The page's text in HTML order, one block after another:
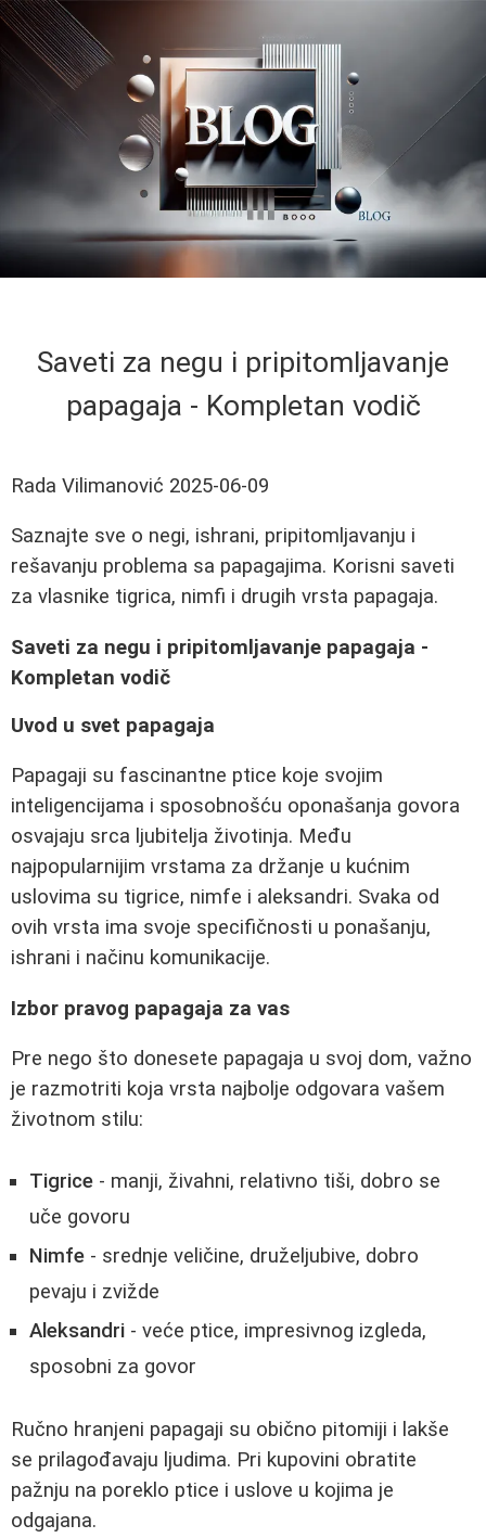
Saveti za negu i pripitomljavanje
papagaja - Kompletan vodič
Rada Vilimanović 2025-06-09
Saznajte sve o negi, ishrani, pripitomljavanju i
rešavanju problema sa papagajima. Korisni saveti
za vlasnike tigrica, nimfi i drugih vrsta papagaja.
Saveti za negu i pripitomljavanje papagaja -
Kompletan vodič
Uvod u svet papagaja
Papagaji su fascinantne ptice koje svojim
inteligencijama i sposobnošću oponašanja govora
osvajaju srca ljubitelja životinja. Među
najpopularnijim vrstama za držanje u kućnim
uslovima su tigrice, nimfe i aleksandri. Svaka od
ovih vrsta ima svoje specifičnosti u ponašanju,
ishrani i načinu komunikacije.
Izbor pravog papagaja za vas
Pre nego što donesete papagaja u svoj dom, važno
je razmotriti koja vrsta najbolje odgovara vašem
životnom stilu:
Tigrice - manji, živahni, relativno tiši, dobro se
uče govoru
Nimfe - srednje veličine, druželjubive, dobro
pevaju i zvižde
Aleksandri - veće ptice, impresivnog izgleda,
sposobni za govor
Ručno hranjeni papagaji su obično pitomiji i lakše
se prilagođavaju ljudima. Pri kupovini obratite
pažnju na poreklo ptice i uslove u kojima je
odgajana.